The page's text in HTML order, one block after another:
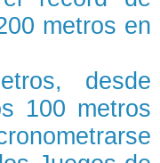
metros en
desde
100 metros